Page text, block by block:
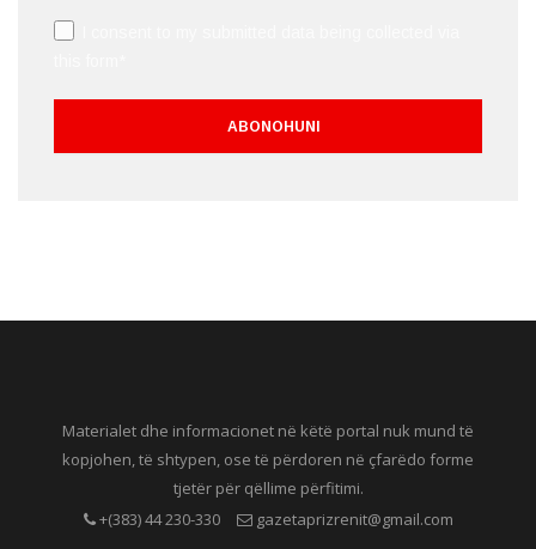
Materialet dhe informacionet në këtë portal nuk mund të
kopjohen, të shtypen, ose të përdoren në çfarëdo forme
tjetër për qëllime përfitimi.
+(383) 44 230-330
gazetaprizrenit@gmail.com